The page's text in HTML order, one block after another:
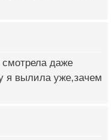
даже
я вылила уже,зачем